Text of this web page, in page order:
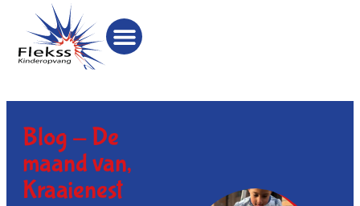
Blog -De
maand van,
Kraaienest